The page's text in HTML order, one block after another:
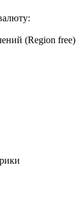
(Region free)